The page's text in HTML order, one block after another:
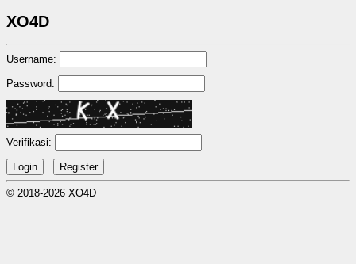
XO4D
Username:
Password:
Verifikasi:
© 2018-2026 XO4D